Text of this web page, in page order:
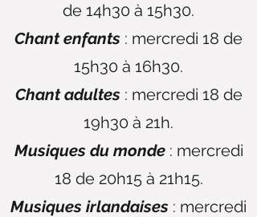
de 14h30 à 15h30.
Chant enfants : mercredi 18 de
15h30 à 16h30.
Chant adultes: mercredi 18 de
19h30 à 21h.
Musiques du monde : mercredi
18 de 20h15 à 21h15.
Musiques irlandaises : mercredi